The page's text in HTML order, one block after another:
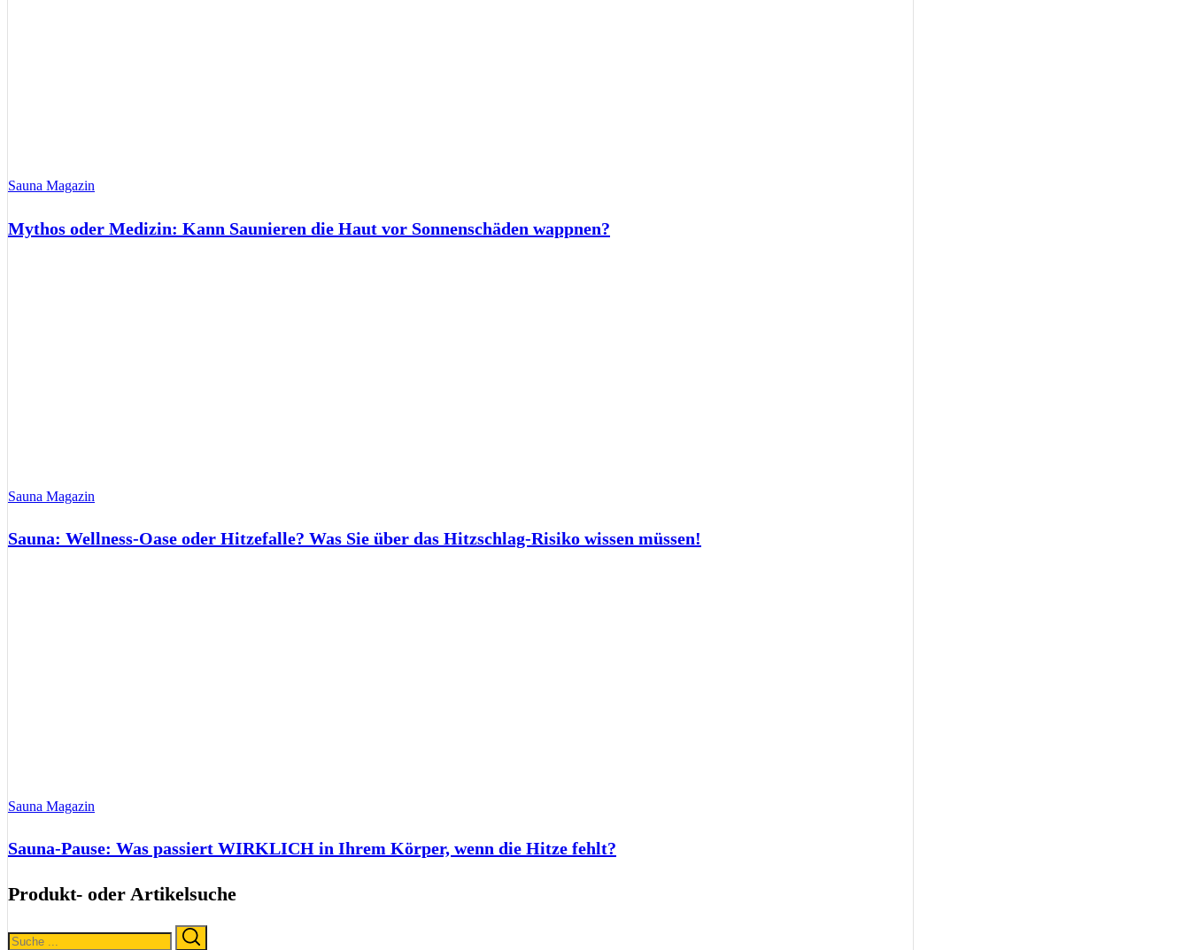
Sauna Magazin
Mythos oder Medizin: Kann Saunieren die Haut vor Sonnenschäden wappnen?
Sauna Magazin
Sauna: Wellness-Oase oder Hitzefalle? Was Sie über das Hitzschlag-Risiko wissen müssen!
Sauna Magazin
Sauna-Pause: Was passiert WIRKLICH in Ihrem Körper, wenn die Hitze fehlt?
Produkt- oder Artikelsuche
Search